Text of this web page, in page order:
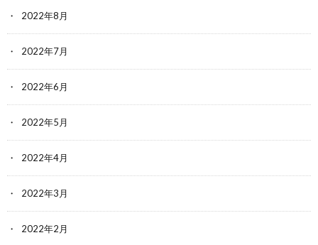
2022年8月
2022年7月
2022年6月
2022年5月
2022年4月
2022年3月
2022年2月